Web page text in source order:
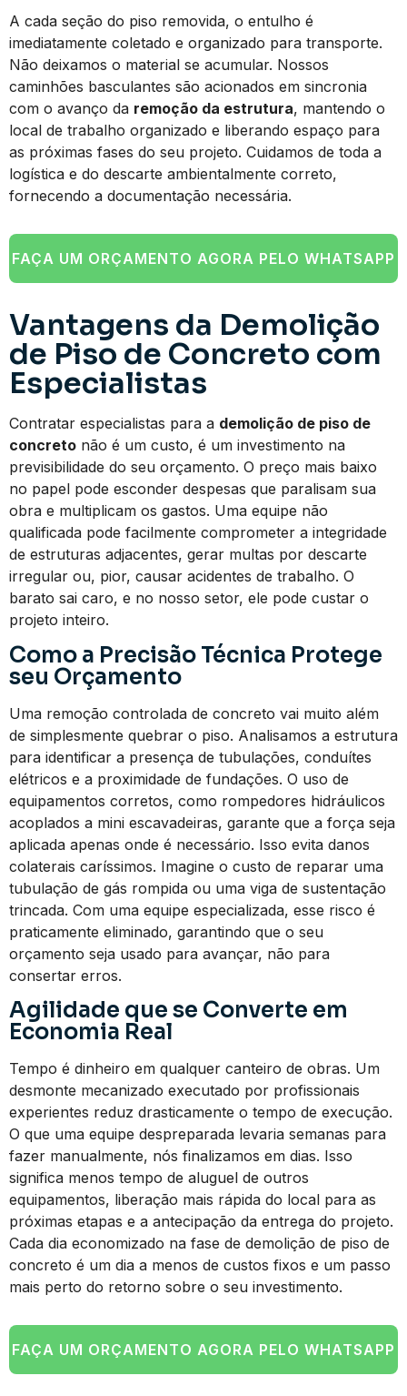
A cada seção do piso removida, o entulho é
imediatamente coletado e organizado para transporte.
Não deixamos o material se acumular. Nossos
caminhões basculantes são acionados em sincronia
com o avanço da remoção da estrutura, mantendo o
local de trabalho organizado e liberando espaço para
as próximas fases do seu projeto. Cuidamos de toda a
logística e do descarte ambientalmente correto,
fornecendo a documentação necessária.
FAÇA UM ORÇAMENTO AGORA PELO WHATSAPP
Vantagens da Demolição
de Piso de Concreto com
Especialistas
Contratar especialistas para a demolição de piso de
concreto não é um custo, é um investimento na
previsibilidade do seu orçamento. O preço mais baixo
no papel pode esconder despesas que paralisam sua
obra e multiplicam os gastos. Uma equipe não
qualificada pode facilmente comprometer a integridade
de estruturas adjacentes, gerar multas por descarte
irregular ou, pior, causar acidentes de trabalho. O
barato sai caro, e no nosso setor, ele pode custar o
projeto inteiro.
Como a Precisão Técnica Protege
seu Orçamento
Uma remoção controlada de concreto vai muito além
de simplesmente quebrar o piso. Analisamos a estrutura
para identificar a presença de tubulações, conduítes
elétricos e a proximidade de fundações. O uso de
equipamentos corretos, como rompedores hidráulicos
acoplados a mini escavadeiras, garante que a força seja
aplicada apenas onde é necessário. Isso evita danos
colaterais caríssimos. Imagine o custo de reparar uma
tubulação de gás rompida ou uma viga de sustentação
trincada. Com uma equipe especializada, esse risco é
praticamente eliminado, garantindo que o seu
orçamento seja usado para avançar, não para
consertar erros.
Agilidade que se Converte em
Economia Real
Tempo é dinheiro em qualquer canteiro de obras. Um
desmonte mecanizado executado por profissionais
experientes reduz drasticamente o tempo de execução.
O que uma equipe despreparada levaria semanas para
fazer manualmente, nós finalizamos em dias. Isso
significa menos tempo de aluguel de outros
equipamentos, liberação mais rápida do local para as
próximas etapas e a antecipação da entrega do projeto.
Cada dia economizado na fase de demolição de piso de
concreto é um dia a menos de custos fixos e um passo
mais perto do retorno sobre o seu investimento.
FAÇA UM ORÇAMENTO AGORA PELO WHATSAPP